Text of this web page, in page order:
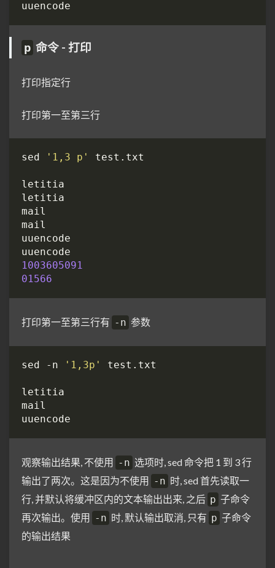
p 命令 - 打印
打印指定行
打印第一至第三行
sed '1,3 p'
1003605091
01566
打印第一至第三行有 -n 参数
sed -n '1,3p'
观察输出结果, 不使用 -n 选项时, sed 命令把 1 到 3 行
输出了两次。这是因为不使用 -n 时, sed 首先读取一
行, 并默认将缓冲区内的文本输出出来, 之后 p 子命令
再次输出。使用 -n 时, 默认输出取消, 只有 p 子命令
的输出结果